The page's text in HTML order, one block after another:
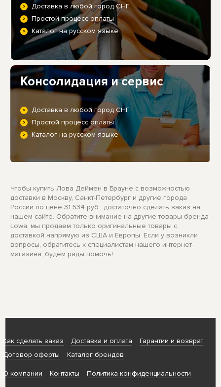
Доставка в любой город СНГ
Простой процесс оплаты
Каталог на русском языке
Консолидация и сервис
Доставка в любой город СНГ
Простой процесс оплаты
Каталог на русском языке
Чтобы купить Лова Деймен в Брауне с возможностью
доставки в Москву, Санкт-Петербург и другие города
России по цене 31 534 руб., достаточно сделать заказ на
нашем сайте. Обратите внимание на другие товары бренда
Lowa, мы продаем только оригинальные товары с
доставкой напрямую из США и Европы. Если у возникли
вопросы, обратитесь к специалистам нашего интернет-
магазина, будем рады помочь!
Как сделать заказ Доставка и оплата
Гарантии и возврат
Договор оферты
Каталог брендов
О компании Контакты Политика конфиденциальности